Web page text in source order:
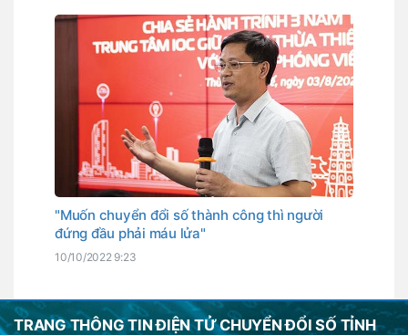
"Muốn chuyển đổi số thành công thì người
đứng đầu phải máu lửa"
10/10/2022 9:23
TRANG THÔNG TIN ĐIỆN TỬ CHUYỂN ĐỔI SỐ TỈNH